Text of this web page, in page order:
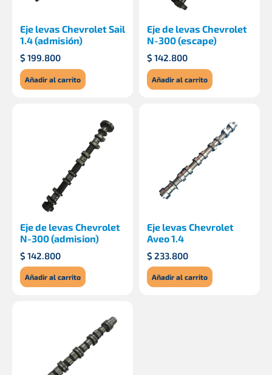
Eje levas Chevrolet Sail
1.4 (admisión)
$ 199.800
Añadir al carrito
Eje de levas Chevrolet
N-300 (escape)
$ 142.800
Añadir al carrito
Eje de levas Chevrolet
N-300 (admision)
$ 142.800
Añadir al carrito
Eje levas Chevrolet
Aveo 1.4
$ 233.800
Añadir al carrito